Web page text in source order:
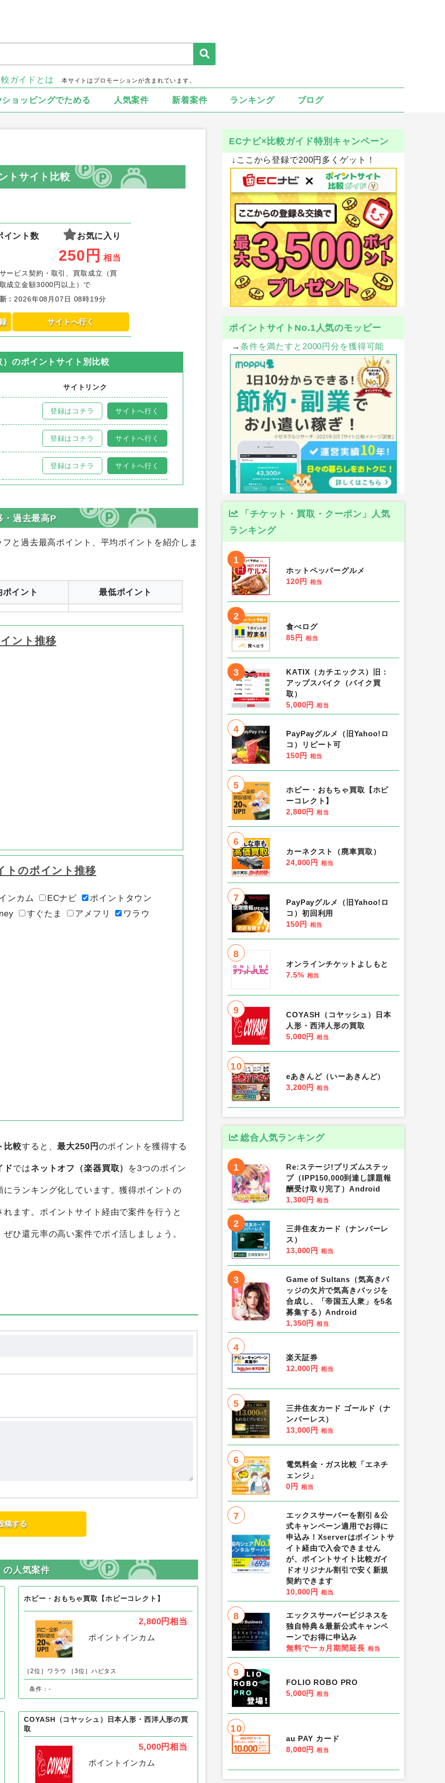
ガイドとは 本サイトはプロモーションが含まれています。
ショッピングでためる 人気案件 新着案件 ランキング ブログ
トサイト比較
イント数 お気に入り
250 円 相当
ービス契約・取引、買取成立（買
成立金額3000円以上）で
： 2026年08月07日 08時19分
サイトへ行く
のポイントサイト別比較
サイトリンク
登録はコチラ サイトへ行く
登録はコチラ サイトへ行く
登録はコチラ サイトへ行く
と過去最高ポイント、平均ポイントを紹介しま
ポイント
トのポイント推移
較 すると、 最大250円のポイントを獲得する
ド では ネットオフ（楽器買取）を3つのポイン
ランキング化しています。獲得ポイントの
の人気案件
ホビー・おもちゃ買取【ホビーコレクト】
［2位］ワラウ ［3位］ハピタス
条件：-
COYASH（コヤッシュ）日本人形・西洋人形の買
ECナビ×比較ガイド特別キャンペーン
↓ここから登録で200円多くゲット！
ポイントサイトNo.1人気のモッピー
→ 条件を満たすと2000円分を獲得可能
「チケット・買取・クーポン」人気
ランキング
1
ホットペッパーグルメ
120円 相当
2
食べログ
85円 相当
3
KATIX（カチエックス）旧：
アップスバイク（バイク買
取）
5,000円 相当
4
PayPayグルメ（旧Yahoo!ロ
コ）リピート可
150円 相当
5
ホビー・おもちゃ買取【ホビ
ーコレクト】
2,800円 相当
6
カーネクスト（廃車買取）
24,000円 相当
7
PayPayグルメ（旧Yahoo!ロ
コ）初回利用
150円 相当
8
オンラインチケットよしもと
7.5% 相当
9
COYASH（コヤッシュ）日本
人形・西洋人形の買取
5,000円 相当
10
eあきんど（いーあきんど）
3,200円 相当
総合人気ランキング
1
Re:ステージ!プリズムステッ
プ（IPP150,000到達し課題報
酬受け取り完了）Android
1,300円 相当
2
三井住友カード（ナンバーレ
ス）
13,000円 相当
3
Game of Sultans（気高きバ
ッジの欠片で気高きバッジを
合成し、「帝国五人衆」を5名
募集する）Android
1,350円 相当
4
楽天証券
12,000円 相当
5
三井住友カード ゴールド（ナ
ンバーレス）
13,000円 相当
6
電気料金・ガス比較「エネチ
ェンジ」
0円 相当
7
エックスサーバーを割引＆公
式キャンペーン適用でお得に
申込み！Xserverはポイントサ
イト経由で入会できません
が、ポイントサイト比較ガイ
ドオリジナル割引で安く新規
契約できます
10,000円 相当
8
エックスサーバービジネスを
独自特典＆最新公式キャンペ
ーンでお得に申込み
無料で一ヵ月期間延長 相当
9
FOLIO ROBO PRO
5,000円 相当
10
au PAY カード
8,000円 相当